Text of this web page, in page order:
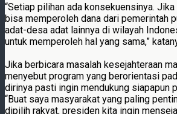
“Setiap pilihan ada konsekuensinya.
bisa memperoleh dana dari pemerintah
adat-desa adat lainnya di wilayah
untuk memperoleh hal yang sama,”
Jika berbicara masalah kesejahteraan
menyebut program yang berorientasi
dirinya pasti ingin mendukung siapapun
“Buat saya masyarakat yang paling
dipilih rakyat, presiden kita ingin